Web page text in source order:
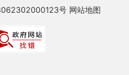
号 网站地图